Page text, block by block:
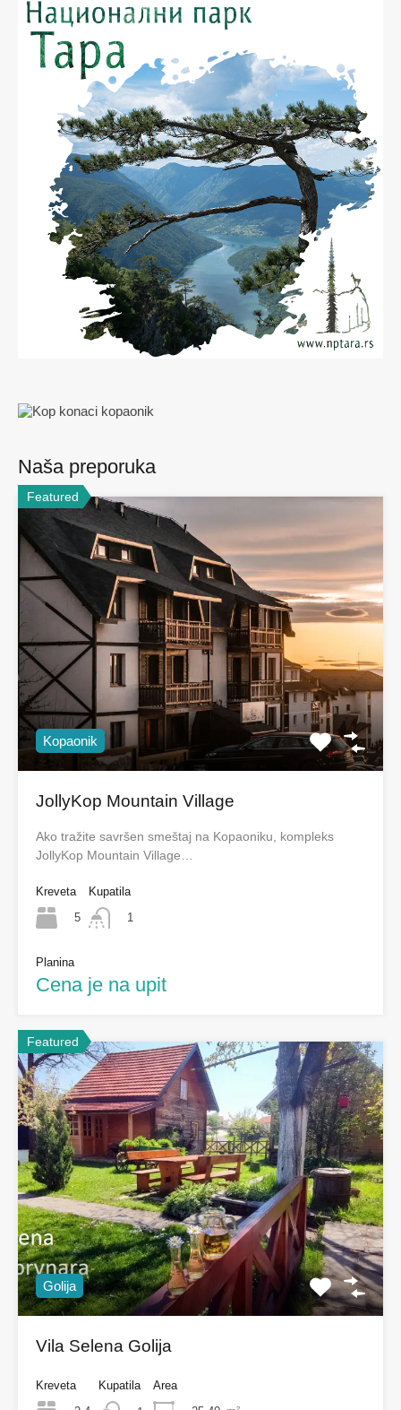
Naša preporuka
Featured
Kopaonik
JollyKop Mountain Village
Ako tražite savršen smeštaj na Kopaoniku, kompleks
JollyKop Mountain Village…
Kreveta
5
Kupatila
1
Planina
Cena je na upit
Featured
Golija
Vila Selena Golija
Kreveta
Kupatila
Area